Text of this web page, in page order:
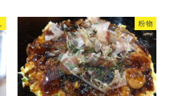
粉物